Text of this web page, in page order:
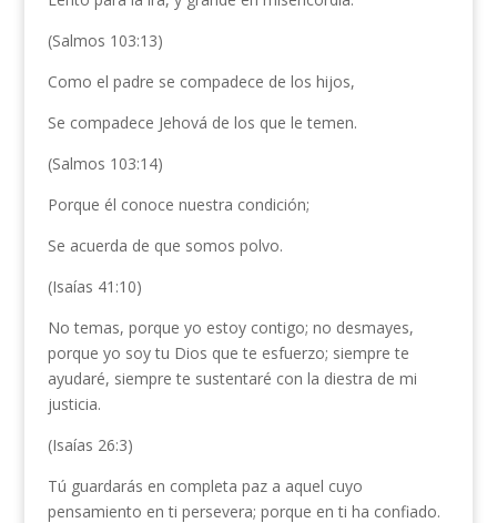
(Salmos 103:13)
Como el padre se compadece de los hijos,
Se compadece Jehová de los que le temen.
(Salmos 103:14)
Porque él conoce nuestra condición;
Se acuerda de que somos polvo.
(Isaías 41:10)
No temas, porque yo estoy contigo; no desmayes,
porque yo soy tu Dios que te esfuerzo; siempre te
ayudaré, siempre te sustentaré con la diestra de mi
justicia.
(Isaías 26:3)
Tú guardarás en completa paz a aquel cuyo
pensamiento en ti persevera; porque en ti ha confiado.